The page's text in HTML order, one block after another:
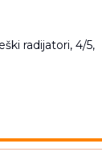
radijatori, 4/5,